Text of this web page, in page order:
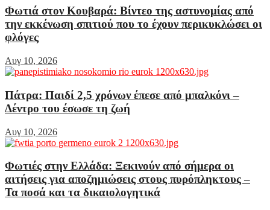
Φωτιά στον Κουβαρά: Βίντεο της αστυνομίας από
την εκκένωση σπιτιού που το έχουν περικυκλώσει οι
φλόγες
Αυγ 10, 2026
Πάτρα: Παιδί 2,5 χρόνων έπεσε από μπαλκόνι –
Δέντρο του έσωσε τη ζωή
Αυγ 10, 2026
Φωτιές στην Ελλάδα: Ξεκινούν από σήμερα οι
αιτήσεις για αποζημιώσεις στους πυρόπληκτους –
Τα ποσά και τα δικαιολογητικά